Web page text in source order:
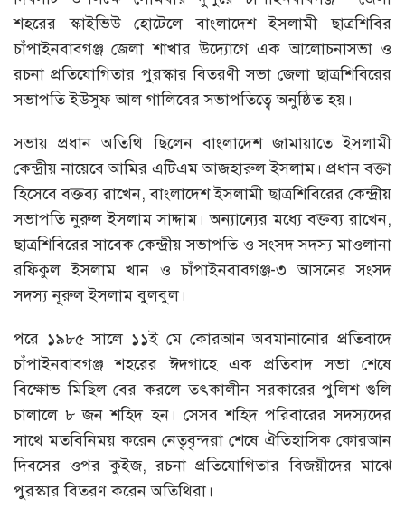
শহরের স্কাইভিউ হোটেলে বাংলাদেশ ইসলামী ছাত্রশিবির
চাঁপাইনবাবগঞ্জ জেলা শাখার উদ্যোগে এক আলোচনাসভা ও
রচনা প্রতিযোগিতার পুরস্কার বিতরণী সভা জেলা ছাত্রশিবিরের
সভাপতি ইউসুফ আল গালিবের সভাপতিত্বে অনুষ্ঠিত হয়।
সভায় প্রধান অতিথি ছিলেন বাংলাদেশ জামায়াতে ইসলামী
কেন্দ্রীয় নায়েবে আমির এটিএম আজহারুল ইসলাম। প্রধান বক্তা
হিসেবে বক্তব্য রাখেন, বাংলাদেশ ইসলামী ছাত্রশিবিরের কেন্দ্রীয়
সভাপতি নুরুল ইসলাম সাদ্দাম। অন্যান্যের মধ্যে বক্তব্য রাখেন,
ছাত্রশিবিরের সাবেক কেন্দ্রীয় সভাপতি ও সংসদ সদস্য মাওলানা
রফিকুল ইসলাম খান ও চাঁপাইনবাবগঞ্জ-৩ আসনের সংসদ
সদস্য নূরুল ইসলাম বুলবুল।
পরে ১৯৮৫ সালে ১১ই মে কোরআন অবমানানোর প্রতিবাদে
চাঁপাইনবাবগঞ্জ শহরের ঈদগাহে এক প্রতিবাদ সভা শেষে
বিক্ষোভ মিছিল বের করলে তৎকালীন সরকারের পুলিশ গুলি
চালালে ৮ জন শহিদ হন। সেসব শহিদ পরিবারের সদস্যদের
সাথে মতবিনিময় করেন নেতৃবৃন্দরা শেষে ঐতিহাসিক কোরআন
দিবসের ওপর কুইজ, রচনা প্রতিযোগিতার বিজয়ীদের মাঝে
পুরস্কার বিতরণ করেন অতিথিরা।